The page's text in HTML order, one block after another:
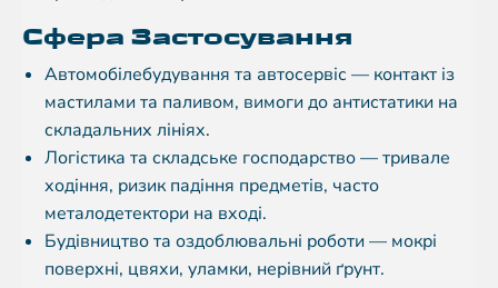
Сфера Застосування
Автомобілебудування та автосервіс — контакт із
мастилами та паливом, вимоги до антистатики на
складальних лініях.
Логістика та складське господарство — тривале
ходіння, ризик падіння предметів, часто
металодетектори на вході.
Будівництво та оздоблювальні роботи — мокрі
поверхні, цвяхи, уламки, нерівний ґрунт.